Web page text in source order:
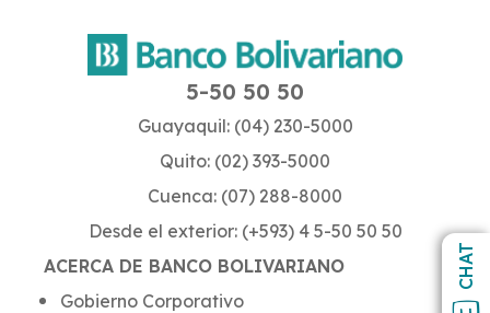
CHAT
ACERCA DE BANCO BOLIVARIANO
Gobierno Corporativo
5-50 50 50
Guayaquil: (04) 230-5000
Quito: (02) 393-5000
Cuenca: (07) 288-8000
Desde el exterior: (+593) 4 5-50 50 50